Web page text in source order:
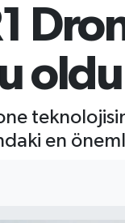
oldu
en